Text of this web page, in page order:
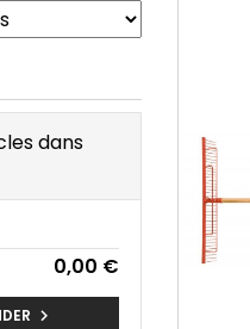
dans
0,00 €
